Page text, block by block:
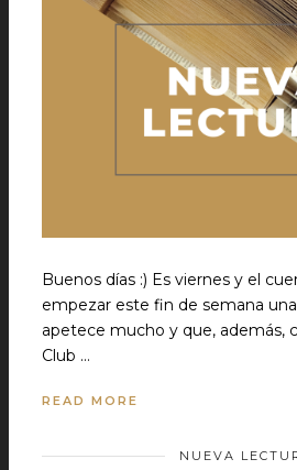
Buenos días :) Es viernes y el
empezar este fin de semana
apetece mucho y que, además,
Club …
READ MORE
NUEVA